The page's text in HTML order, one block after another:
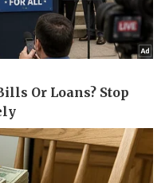
Ô tô - Xe máy
Ô tô